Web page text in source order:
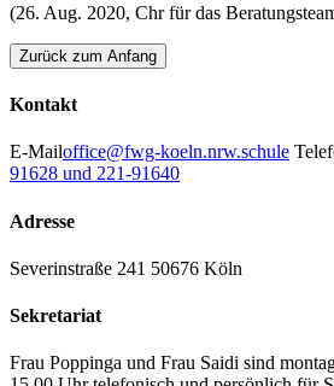
(26. Aug. 2020, Chr für das
Zurück zum Anfang
Kontakt
E-Mailoffice@fwg-koeln.nrw.schule
91628 und 221-91640
Adresse
Severinstraße 241 50676 Köln
Sekretariat
Frau Poppinga und Frau Saidi sind